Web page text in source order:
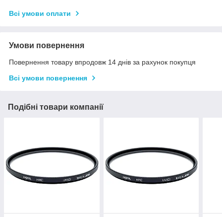
Всі умови оплати
Умови повернення
Повернення товару впродовж 14 днів за рахунок покупця
Всі умови повернення
Подібні товари компанії